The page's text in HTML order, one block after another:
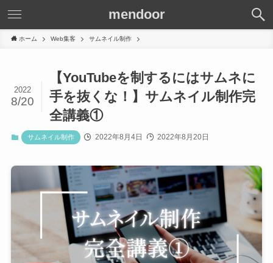
mendoor
ホーム Web集客 サムネイル制作
【YouTubeを制するにはサムネに
手を抜くな！】サムネイル制作完
全講義①
2022
8/20
サムネイル制作 2022年8月4日 2022年8月20日